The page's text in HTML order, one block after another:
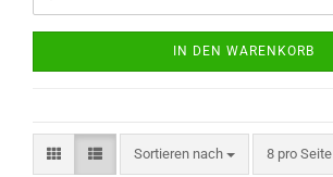
IN DEN WARENKORB
Sortieren nach 8 pro Seite